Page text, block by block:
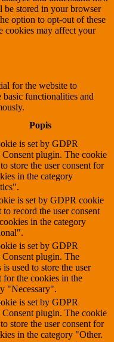
be stored in your browser
option to opt-out of these
cookies may affect your
for the website to
basic functionalities and
Popis
is set by GDPR
plugin. The cookie
store the user consent for
in the category
is set by GDPR cookie
to record the user consent
in the category
is set by GDPR
plugin. The
is used to store the user
for the cookies in the
"Necessary".
is set by GDPR
plugin. The cookie
store the user consent for
in the category "Other.